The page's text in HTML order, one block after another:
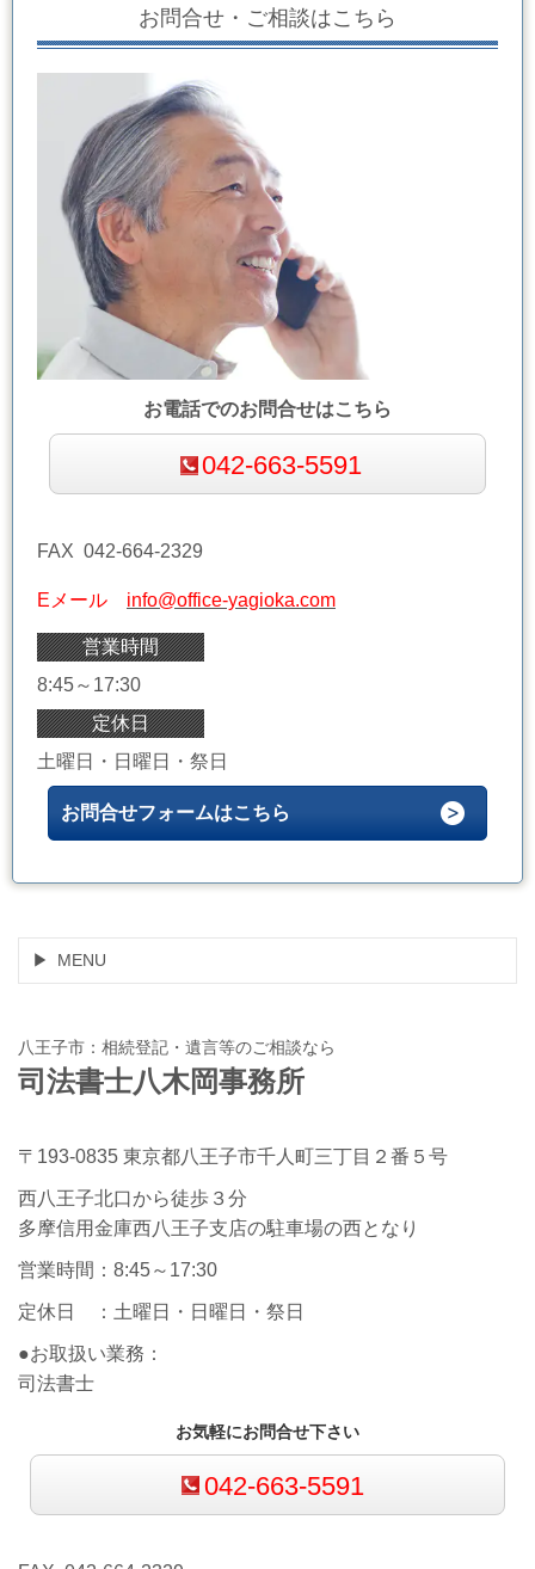
お問合せ・ご相談はこちら
お電話でのお問合せはこちら
042-663-5591
FAX 042-664-2329
Eメール info@office-yagioka.com
営業時間
8:45～17:30
定休日
土曜日・日曜日・祭日
お問合せフォームはこちら
MENU
八王子市：相続登記・遺言等のご相談なら
司法書士八木岡事務所
〒193-0835 東京都八王子市千人町三丁目２番５号
西八王子北口から徒歩３分
多摩信用金庫西八王子支店の駐車場の西となり
営業時間：8:45～17:30
定休日 ：土曜日・日曜日・祭日
●お取扱い業務：
司法書士
お気軽にお問合せ下さい
042-663-5591